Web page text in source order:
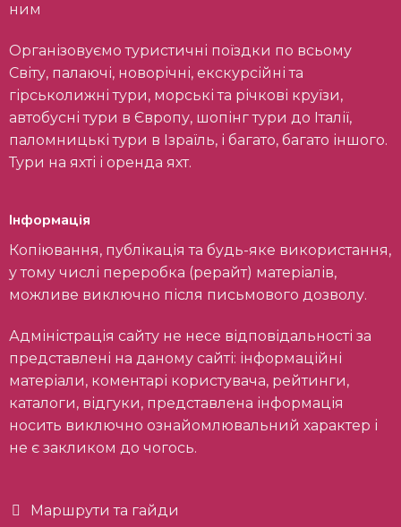
ним
Організовуємо туристичні поїздки по всьому
Світу, палаючі, новорічні, екскурсійні та
гірськолижні тури, морські та річкові круїзи,
автобусні тури в Європу, шопінг тури до Італії,
паломницькі тури в Ізраїль, і багато, багато іншого.
Тури на яхті і оренда яхт.
Інформація
Копіювання, публікація та будь-яке використання,
у тому числі переробка (рерайт) матеріалів,
можливе виключно після письмового дозволу.
Адміністрація сайту не несе відповідальності за
представлені на даному сайті: інформаційні
матеріали, коментарі користувача, рейтинги,
каталоги, відгуки, представлена інформація
носить виключно ознайомлювальний характер і
не є закликом до чогось.
Маршрути та гайди